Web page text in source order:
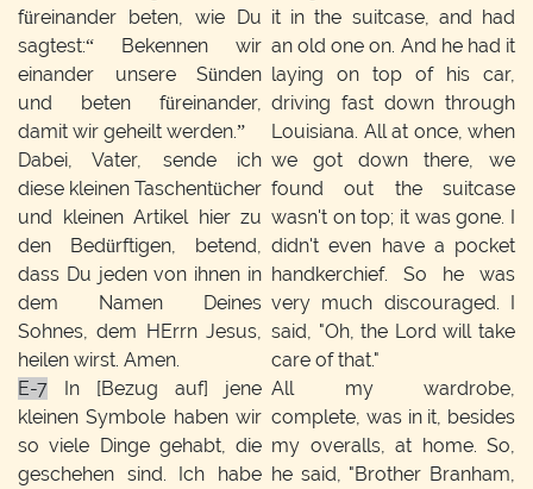
füreinander beten, wie Du
sagtest:“ Bekennen wir
einander unsere Sünden
und beten füreinander,
damit wir geheilt werden.”
Dabei, Vater, sende ich
diese kleinen Taschentücher
und kleinen Artikel hier zu
den Bedürftigen, betend,
dass Du jeden von ihnen in
dem Namen Deines
Sohnes, dem HErrn Jesus,
heilen wirst. Amen.
E-7 In [Bezug auf] jene
kleinen Symbole haben wir
so viele Dinge gehabt, die
geschehen sind. Ich habe
it in the suitcase, and had
an old one on. And he had it
laying on top of his car,
driving fast down through
Louisiana. All at once, when
we got down there, we
found out the suitcase
wasn't on top; it was gone. I
didn't even have a pocket
handkerchief. So he was
very much discouraged. I
said, "Oh, the Lord will take
care of that."
All my wardrobe,
complete, was in it, besides
my overalls, at home. So,
he said, "Brother Branham,